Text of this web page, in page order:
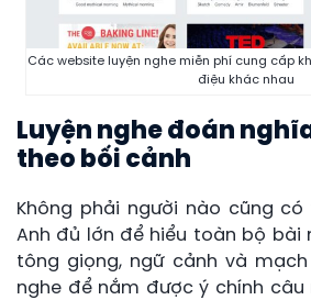
Các website luyện nghe miễn phí cung cấp
điệu khác nhau
Luyện nghe đoán
theo bối cảnh
Không phải người nào cũng
Anh đủ lớn để hiểu toàn bộ bài
tông giọng, ngữ cảnh và
nghe để nắm được ý chính câu